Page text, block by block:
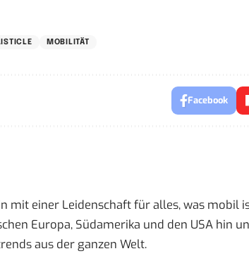
MOBILITÄT
Facebook
mit einer Leidenschaft für alles, was mobil
Europa, Südamerika und den USA hin
aus der ganzen Welt.